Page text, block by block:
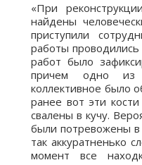
«При
найдены
приступили
работы
работ было
причем одно из
коллективное было
ранее вот эти
свалены в кучу.
были потревожены в
так аккуратненько
момент все